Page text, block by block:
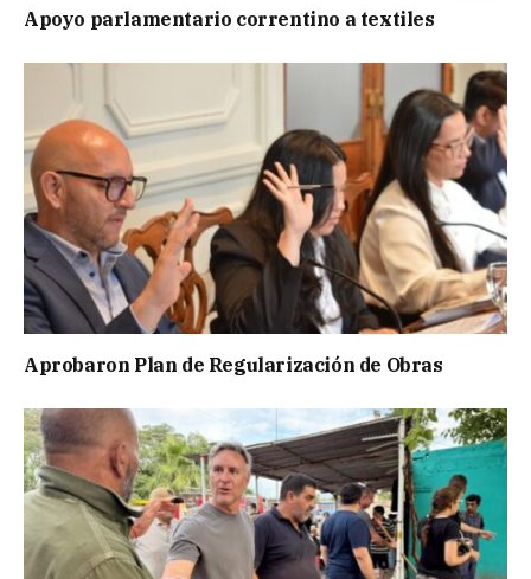
Apoyo parlamentario correntino a textiles
Aprobaron Plan de Regularización de Obras